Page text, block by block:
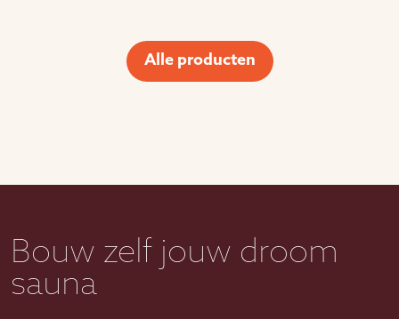
Alle producten
Bouw zelf jouw droom
sauna